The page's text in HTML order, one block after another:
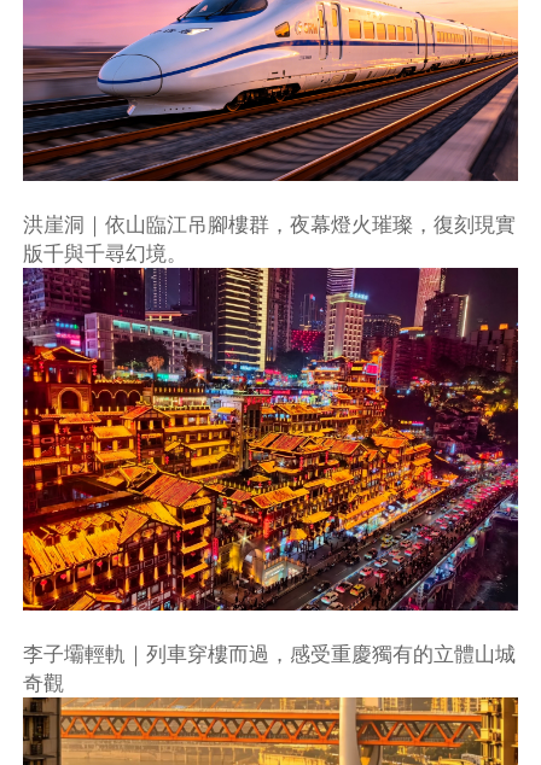
洪崖洞｜依山臨江吊腳樓群，夜幕燈火璀璨，復刻現實
版千與千尋幻境。
李子壩輕軌｜列車穿樓而過，感受重慶獨有的立體山城
奇觀